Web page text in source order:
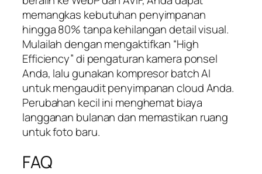
memangkas kebutuhan penyimpanan
hingga 80% tanpa kehilangan detail visual.
Mulailah dengan mengaktifkan “High
Efficiency” di pengaturan kamera ponsel
Anda, lalu gunakan kompresor batch AI
untuk mengaudit penyimpanan cloud Anda.
Perubahan kecil ini menghemat biaya
langganan bulanan dan memastikan ruang
untuk foto baru.
FAQ